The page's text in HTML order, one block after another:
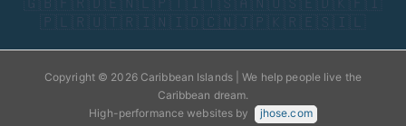
🇵🇱 🇷🇺 🇹🇷 🇮🇳 🇮🇩 🇨🇳 🇯🇵 🇰🇷 🇪🇸 🇮🇱
Copyright © 2026 Caribbean Islands | We help people live the
Caribbean dream.
High-performance websites by
jhose.com